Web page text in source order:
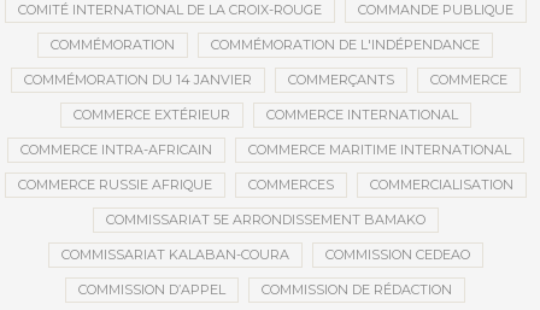
COMITÉ INTERNATIONAL DE LA CROIX-ROUGE COMMANDE PUBLIQUE
COMMÉMORATION COMMÉMORATION DE L'INDÉPENDANCE
COMMÉMORATION DU 14 JANVIER COMMERÇANTS COMMERCE
COMMERCE EXTÉRIEUR COMMERCE INTERNATIONAL
COMMERCE INTRA-AFRICAIN COMMERCE MARITIME INTERNATIONAL
COMMERCE RUSSIE AFRIQUE COMMERCES COMMERCIALISATION
COMMISSARIAT 5E ARRONDISSEMENT BAMAKO
COMMISSARIAT KALABAN-COURA COMMISSION CEDEAO
COMMISSION D’APPEL COMMISSION DE RÉDACTION